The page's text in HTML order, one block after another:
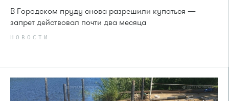
В Городском пруду снова разрешили купаться —
запрет действовал почти два месяца
НОВОСТИ